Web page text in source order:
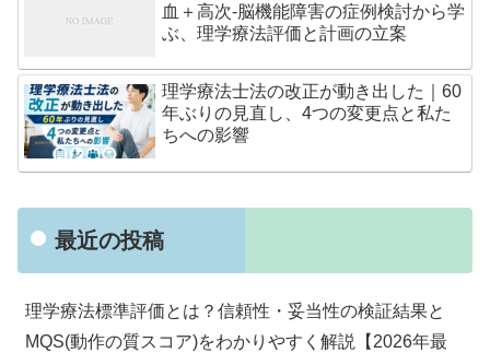
血＋高次-脳機能障害の症例検討から学
ぶ、理学療法評価と計画の立案
理学療法士法の改正が動き出した｜60
年ぶりの見直し、4つの変更点と私た
ちへの影響
最近の投稿
理学療法標準評価とは？信頼性・妥当性の検証結果と
MQS(動作の質スコア)をわかりやすく解説【2026年最